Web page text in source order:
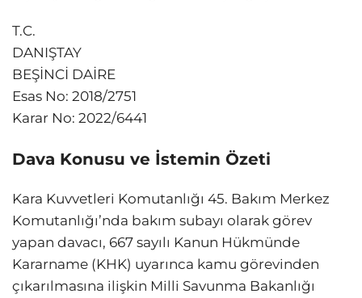
T.C.
DANIŞTAY
BEŞİNCİ DAİRE
Esas No: 2018/2751
Karar No: 2022/6441
Dava Konusu ve İstemin Özeti
Kara Kuvvetleri Komutanlığı 45. Bakım Merkez
Komutanlığı’nda bakım subayı olarak görev
yapan davacı, 667 sayılı Kanun Hükmünde
Kararname (KHK) uyarınca kamu görevinden
çıkarılmasına ilişkin Milli Savunma Bakanlığı